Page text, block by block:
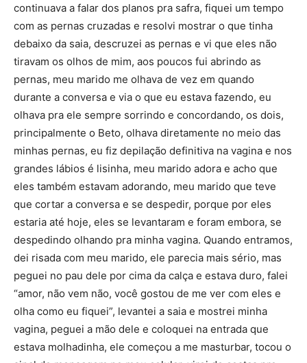
continuava a falar dos planos pra safra, fiquei um tempo
com as pernas cruzadas e resolvi mostrar o que tinha
debaixo da saia, descruzei as pernas e vi que eles não
tiravam os olhos de mim, aos poucos fui abrindo as
pernas, meu marido me olhava de vez em quando
durante a conversa e via o que eu estava fazendo, eu
olhava pra ele sempre sorrindo e concordando, os dois,
principalmente o Beto, olhava diretamente no meio das
minhas pernas, eu fiz depilação definitiva na vagina e nos
grandes lábios é lisinha, meu marido adora e acho que
eles também estavam adorando, meu marido que teve
que cortar a conversa e se despedir, porque por eles
estaria até hoje, eles se levantaram e foram embora, se
despedindo olhando pra minha vagina. Quando entramos,
dei risada com meu marido, ele parecia mais sério, mas
peguei no pau dele por cima da calça e estava duro, falei
“amor, não vem não, você gostou de me ver com eles e
olha como eu fiquei”, levantei a saia e mostrei minha
vagina, peguei a mão dele e coloquei na entrada que
estava molhadinha, ele começou a me masturbar, tocou o